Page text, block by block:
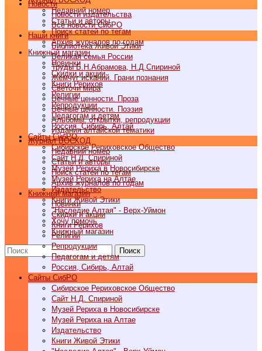
Недавний номер
Статьи и авторы
Поиск статей по тегам
Архив журналов по годам
Книжный магазин
Новинки
Скидки и акции
Книги Рерихов
Религии
Репродукции
Педагогам и детям
Россия, Сибирь, Алтай
Cайты СибРО
Сибирское Рериховское Общество
Сайт Н.Д. Спириной
Музей Рериха в Новосибирске
Музей Рериха на Алтае
Издательство
Книги Живой Этики
"Наследие Алтая" - Верх-Уймон
Хочу помочь
Книжный магазин
Поиск
Новости
Новости издательства
Все новости СибРО
Наши книги
Библиотека Живой Этики
Великая семья России
Труды Б.Н.Абрамова, Н.Д.Спириной
Жемчуг исканий. Грани познания
Светочи мира
Вечные ценности. Проза
Вечные ценности. Поэзия
Альбомы, открытки, репродукции
Издания алтайской тематики
Журнал ВОСХОД
Недавний номер
Статьи и авторы
Поиск статей по тегам
Архив журналов по годам
Книжный магазин
Новинки
Скидки и акции
Книги Рерихов
Религии
Репродукции
Педагогам и детям
Россия, Сибирь, Алтай
Cайты СибРО
Сибирское Рериховское Общество
Сайт Н.Д. Спириной
Музей Рериха в Новосибирске
Музей Рериха на Алтае
Издательство
Книги Живой Этики